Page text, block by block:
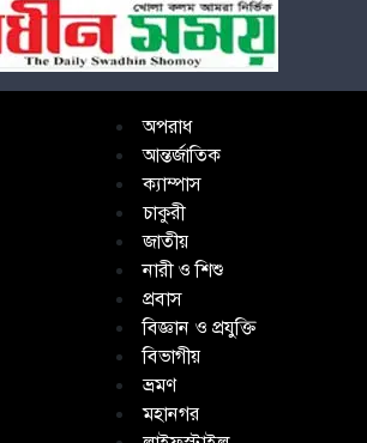
অপরাধ
আন্তর্জাতিক
ক্যাম্পাস
চাকুরী
জাতীয়
নারী ও শিশু
প্রবাস
বিজ্ঞান ও প্রযুক্তি
বিভাগীয়
ভ্রমণ
মহানগর